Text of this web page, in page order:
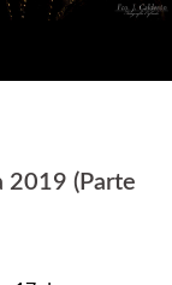
2019 (Parte